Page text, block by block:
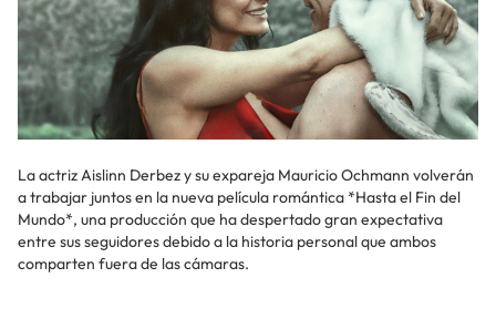
La actriz Aislinn Derbez y su expareja Mauricio Ochmann volverán
a trabajar juntos en la nueva película romántica *Hasta el Fin del
Mundo*, una producción que ha despertado gran expectativa
entre sus seguidores debido a la historia personal que ambos
comparten fuera de las cámaras.